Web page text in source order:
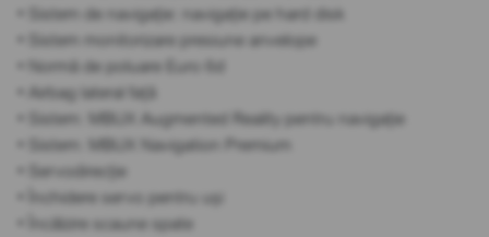
• Sistem de navigație: navigație pe hard disk
• Sistem monitorizare presiune anvelope
• Normă de poluare Euro 6d
• Airbag lateral față
• Sistem: MBUX Augmented Reality pentru navigație
• Sistem: MBUX Navigation Premium
• Servodirecție
• Închidere servo pentru uși
• Încălzire scaune spate